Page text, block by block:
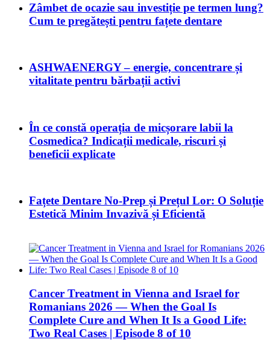
Zâmbet de ocazie sau investiție pe termen lung?
Cum te pregătești pentru fațete dentare
ASHWAENERGY – energie, concentrare și
vitalitate pentru bărbații activi
În ce constă operația de micșorare labii la
Cosmedica? Indicații medicale, riscuri și
beneficii explicate
Fațete Dentare No-Prep și Prețul Lor: O Soluție
Estetică Minim Invazivă și Eficientă
Cancer Treatment in Vienna and Israel for
Romanians 2026 — When the Goal Is
Complete Cure and When It Is a Good Life:
Two Real Cases | Episode 8 of 10